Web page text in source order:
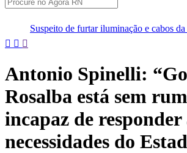
iluminação e cabos da estátua de Iemanjá é
Pular
conteúdo
Antonio Spinelli:
Rosalba está sem
incapaz de responder
necessidades do